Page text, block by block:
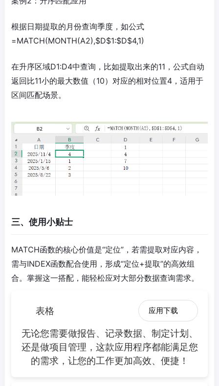
根据日期提取的月份查询季度，如公式
=MATCH(MONTH(A2),$D$1:$D$4,1)
在升序区域D1:D4中查询，比如提取出来的11，公式自动
返回比11小的最大数值（10）对应的相对位置4，适用于
区间匹配场景。
三、使用小贴士
MATCH函数的核心价值是“定位”，若需提取对应内容，
需与INDEX函数配合使用，形成“定位+提取”的高效组
合。掌握这一搭配，能轻松应对大部分数据查询需求。
表格 应用下载
无论您需要做报告、记录数据、制定计划、
还是做项目管理，这款应用程序都能满足您
的需求，让您的工作更加高效、便捷！